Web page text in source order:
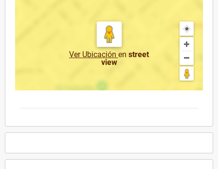
Ver Ubicación en street
view